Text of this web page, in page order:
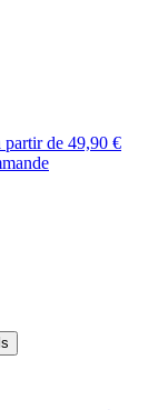
partir de 49,90 €